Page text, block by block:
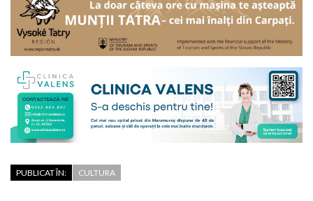
PUBLICAT ÎN: CULTURA